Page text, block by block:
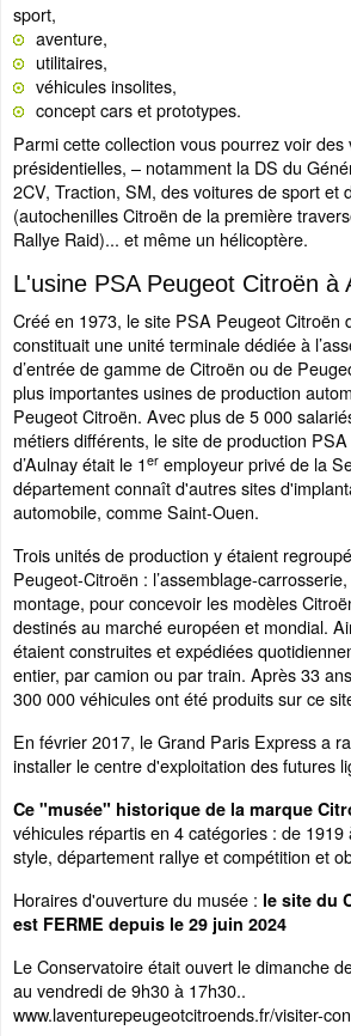
sport,
aventure,
utilitaires,
véhicules insolites,
concept cars et prototypes.
Parmi cette collection vous pourrez voir des
présidentielles, – notamment la DS du
2CV, Traction, SM, des voitures de sport et
(autochenilles Citroën de la première
Rallye Raid)... et même un hélicoptère.
L'usine PSA Peugeot Citroën à
Créé en 1973, le site PSA Peugeot Citroën
constituait une unité terminale dédiée à
d’entrée de gamme de Citroën ou de
plus importantes usines de production
Peugeot Citroën. Avec plus de 5 000
métiers différents, le site de production
d’Aulnay était le 1 er employeur privé de la
département connaît d'autres sites
automobile, comme Saint-Ouen.
Trois unités de production y étaient
Peugeot-Citroën : l’assemblage-
montage, pour concevoir les modèles
destinés au marché européen et mondial.
étaient construites et expédiées
entier, par camion ou par train. Après 33
300 000 véhicules ont été produits sur ce
En février 2017, le Grand Paris Express a
installer le centre d'exploitation des futures
Ce "musée" historique de la marque
véhicules répartis en 4 catégories : de
style, département rallye et compétition et
Horaires d'ouverture du musée : le site du
est FERME depuis le 29 juin 2024
Le Conservatoire était ouvert le dimanche
au vendredi de 9h30 à 17h30..
www.laventurepeugeotcitroends.fr/visiter-